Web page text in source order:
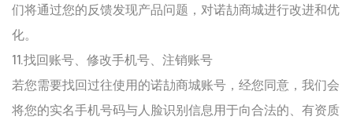
们将通过您的反馈发现产品问题，对诺劼商城进行改进和优
化。
11.找回账号、修改手机号、注销账号
若您需要找回过往使用的诺劼商城账号，经您同意，我们会
将您的实名手机号码与人脸识别信息用于向合法的、有资质